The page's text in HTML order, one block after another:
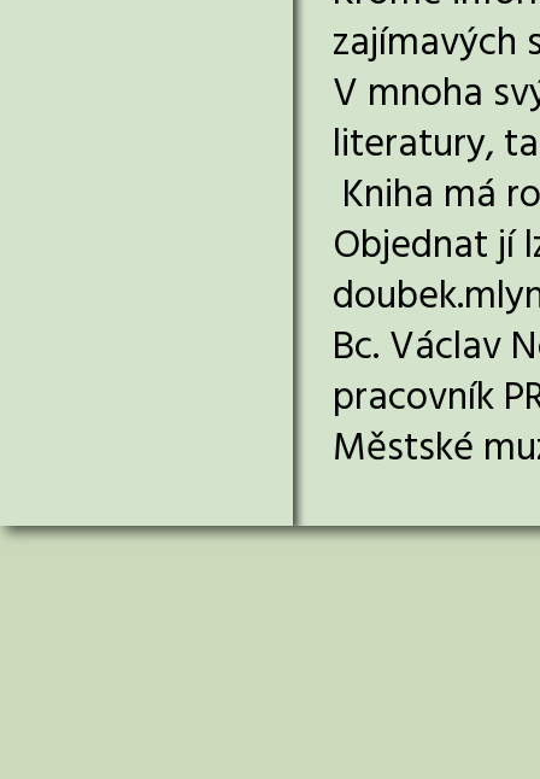
zajímavých
V mnoha
literatury,
Kniha má
Objednat jí
Bc. Václav
pracovník
Městské